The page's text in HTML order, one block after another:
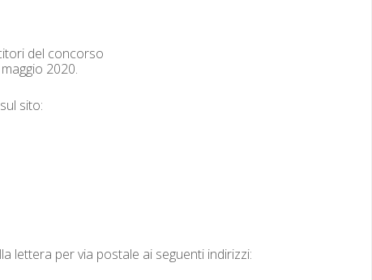
del con­cor­so
2020.
sito:
let­tera per via postale ai seguen­ti indirizzi: